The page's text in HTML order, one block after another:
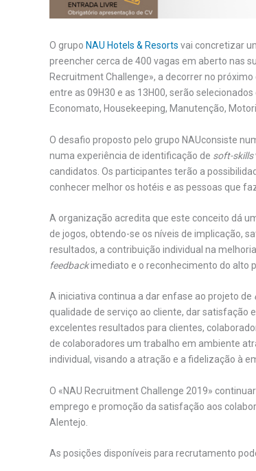
O grupo NAU Hotels & Resorts vai concretizar
preencher cerca de 400 vagas em aberto nas
Recruitment Challenge», a decorrer no
entre as 09H30 e as 13H00, serão
Economato, Housekeeping, Manutenção,
O desafio proposto pelo grupo NAUconsiste
numa experiência de identificação de soft-skills
candidatos. Os participantes terão a
conhecer melhor os hotéis e as pessoas que
A organização acredita que este conceito dá
de jogos, obtendo-se os níveis de implicação,
resultados, a contribuição individual na
feedbackimediato e o reconhecimento do alto
A iniciativa continua a dar enfase ao projeto de
qualidade de serviço ao cliente, dar satisfação
excelentes resultados para clientes,
de colaboradores um trabalho em ambiente
individual, visando a atração e a fidelização à
O «NAU Recruitment Challenge 2019»
emprego e promoção da satisfação aos
Alentejo.
As posições disponíveis para recrutamento